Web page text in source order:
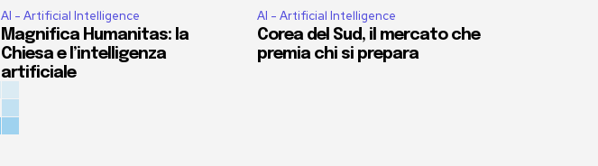
AI - Artificial Intelligence
Magnifica Humanitas: la
Chiesa e l’intelligenza
artificiale
AI - Artificial Intelligence
Corea del Sud, il mercato che
premia chi si prepara